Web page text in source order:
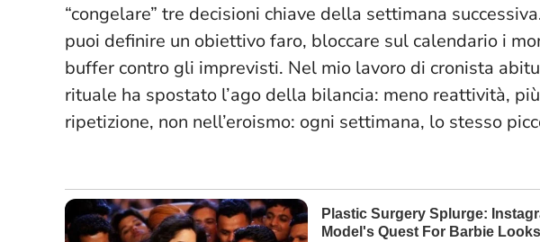
“congelare” tre decisioni chiave della settimana
puoi definire un obiettivo faro, bloccare sul calendario i
buffer contro gli imprevisti. Nel mio lavoro di cronista
rituale ha spostato l’ago della bilancia: meno reattività,
ripetizione, non nell’eroismo: ogni settimana, lo stesso